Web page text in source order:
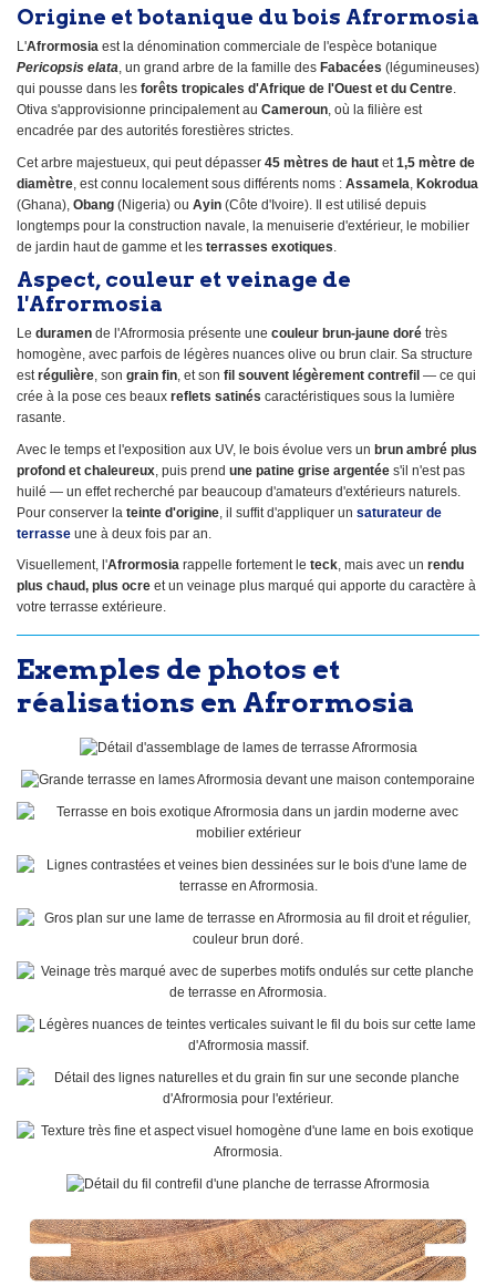
Origine et botanique du bois Afrormosia
L'Afrormosia est la dénomination commerciale de l'espèce botanique
Pericopsis elata, un grand arbre de la famille des Fabacées (légumineuses)
qui pousse dans les forêts tropicales d'Afrique de l'Ouest et du Centre.
Otiva s'approvisionne principalement au Cameroun, où la filière est
encadrée par des autorités forestières strictes.
Cet arbre majestueux, qui peut dépasser 45 mètres de haut et 1,5 mètre de
diamètre , est connu localement sous différents noms : Assamela Kokrodua
(Ghana), Obang (Nigeria) ou Ayin (Côte d'Ivoire). Il est utilisé depuis
longtemps pour la construction navale, la menuiserie d'extérieur, le mobilier
de jardin haut de gamme et les terrasses exotiques
Aspect, couleur et veinage de
l'Afrormosia
Le duramen de l'Afrormosia présente une couleur brun-jaune doré très
homogène, avec parfois de légères nuances olive ou brun clair. Sa structure
estrégulière, son grain fin, et son fil souvent légèrement contrefil — ce qui
crée à la pose ces beaux reflets satinés caractéristiques sous la lumière
rasante.
Avec le temps et l'exposition aux UV, le bois évolue vers un brun ambré plus
profond et chaleureux , puis prend une patine grise argentée s'il n'est pas
huilé — un effet recherché par beaucoup d'amateurs d'extérieurs naturels.
Pour conserver la teinte d'origine , il suffit d'appliquer un saturateur de
terrasse une à deux fois par an.
Visuellement, l'Afrormosia rappelle fortement le teck, mais avec un rendu
plus chaud, plus ocre et un veinage plus marqué qui apporte du caractère à
votre terrasse extérieure.
Exemples de photos et
réalisations en Afrormosia